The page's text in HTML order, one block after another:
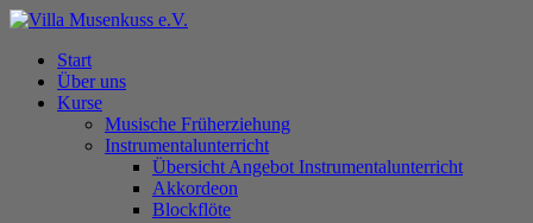
Skip
main
content
Menu
Start
Über uns
Kurse
Musische Früherziehung
Instrumentalunterricht
Übersicht Angebot Instrumentalunterricht
Akkordeon
Blockflöte